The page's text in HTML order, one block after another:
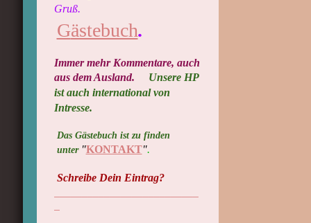
Gruß.
Gästebuch.
Immer mehr Kommentare, auch
aus dem Ausland​. Unsere HP
ist auch international von
Intresse.
Das Gästebuch ist zu finden
unter "KONTAKT".
Schreibe Dein Eintrag?